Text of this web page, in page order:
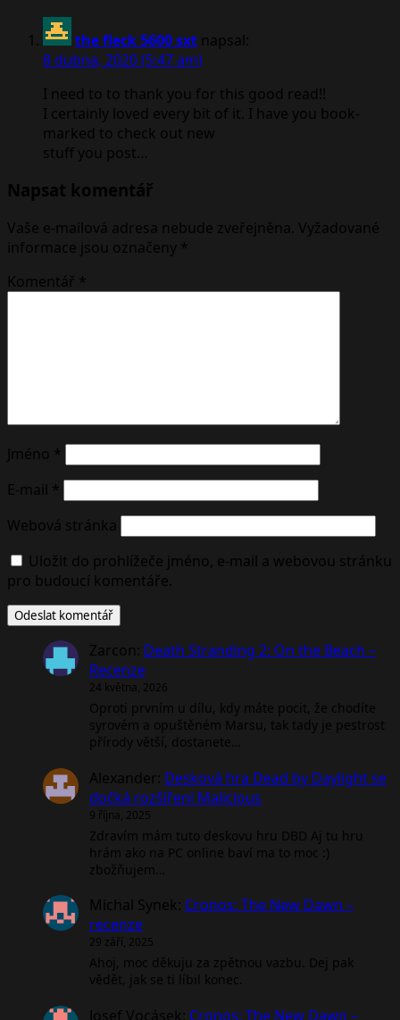
the fleck 5600 sxt napsal:
8 dubna, 2020 (5:47 am)
I need to to thank you for this good read!!
I certainly loved every bit of it. I have you book-
marked to check out new
stuff you post…
Napsat komentář
Vaše e-mailová adresa nebude zveřejněna. Vyžadované
informace jsou označeny *
Komentář *
Jméno *
E-mail *
Webová stránka
Uložit do prohlížeče jméno, e-mail a webovou stránku
pro budoucí komentáře.
Zarcon: Death Stranding 2: On the Beach –
Recenze
24 května, 2026
Oproti prvním u dílu, kdy máte pocit, že chodíte
syrovém a opuštěném Marsu, tak tady je pestrost
přírody větší, dostanete…
Alexander: Desková hra Dead by Daylight se
dočká rozšíření Malicious
9 října, 2025
Zdravím mám tuto deskovu hru DBD Aj tu hru
hrám ako na PC online baví ma to moc :)
zbožňujem…
Michal Synek: Cronos: The New Dawn –
recenze
29 září, 2025
Ahoj, moc děkuju za zpětnou vazbu. Dej pak
vědět, jak se ti líbil konec.
Josef Vocásek: Cronos: The New Dawn –